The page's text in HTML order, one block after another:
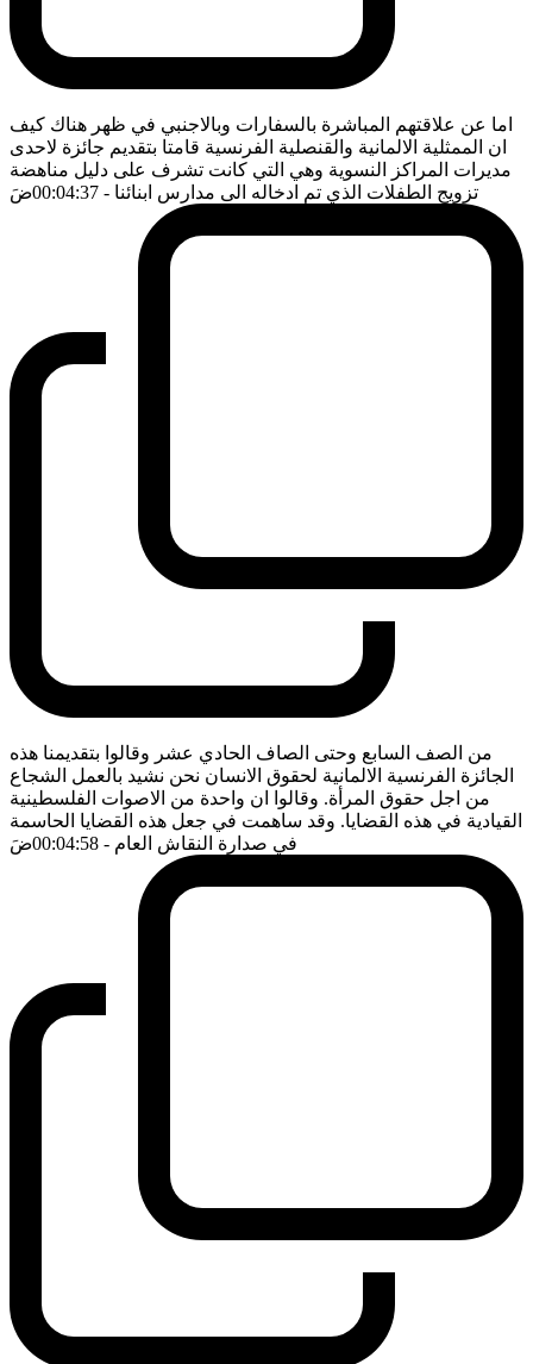
اما عن علاقتهم المباشرة بالسفارات وبالاجنبي في ظهر هناك كيف
ان الممثلية الالمانية والقنصلية الفرنسية قامتا بتقديم جائزة لاحدى
مديرات المراكز النسوية وهي التي كانت تشرف على دليل مناهضة
تزويج الطفلات الذي تم ادخاله الى مدارس ابنائنا - 00:04:37 ضَ
من الصف السابع وحتى الصاف الحادي عشر وقالوا بتقديمنا هذه
الجائزة الفرنسية الالمانية لحقوق الانسان نحن نشيد بالعمل الشجاع
من اجل حقوق المرأة. وقالوا ان واحدة من الاصوات الفلسطينية
القيادية في هذه القضايا. وقد ساهمت في جعل هذه القضايا الحاسمة
في صدارة النقاش العام - 00:04:58 ضَ